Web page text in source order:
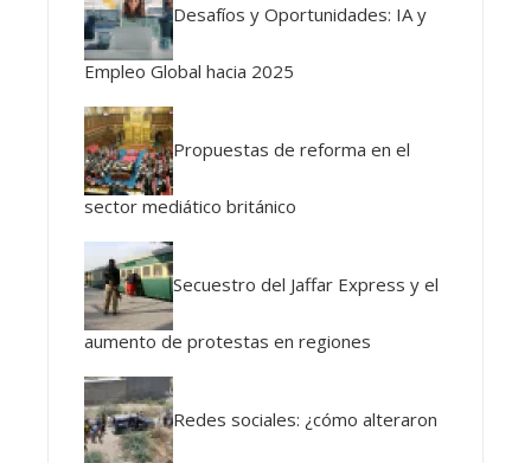
Desafíos y Oportunidades: IA y
Empleo Global hacia 2025
Propuestas de reforma en el
sector mediático británico
Secuestro del Jaffar Express y el
aumento de protestas en regiones
Redes sociales: ¿cómo alteraron